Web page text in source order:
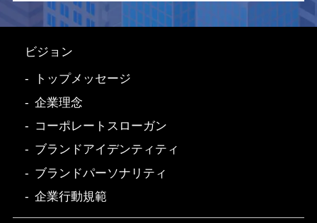
ビジョン
トップメッセージ
企業理念
コーポレートスローガン
ブランドアイデンティティ
ブランドパーソナリティ
企業行動規範